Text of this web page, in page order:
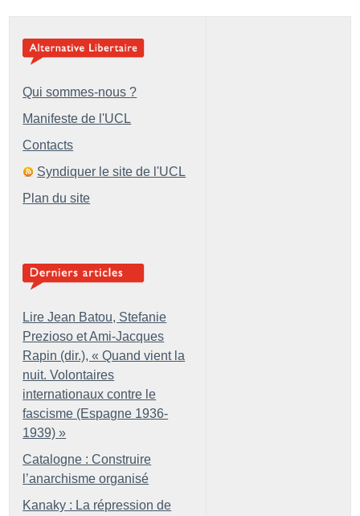
Qui sommes-nous ?
Manifeste de l'UCL
Contacts
Syndiquer le site de l'UCL
Plan du site
Lire Jean Batou, Stefanie
Prezioso et Ami-Jacques
Rapin (dir.), « Quand vient la
nuit. Volontaires
internationaux contre le
fascisme (Espagne 1936-
1939) »
Catalogne : Construire
l’anarchisme organisé
Kanaky : La répression de